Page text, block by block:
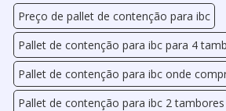
Preço de pallet de contenção para ibc
Pallet de contenção para ibc para 4
Pallet de contenção para ibc onde
Pallet de contenção para ibc 2 tambores